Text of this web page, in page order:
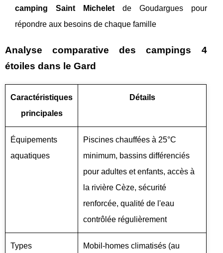
camping Saint Micheletde Goudargues pour
répondre aux besoins de chaque famille
Analyse comparative des campings 4
étoiles dans le Gard
Caractéristiques
principales
Détails
Équipements
aquatiques
Piscines chauffées à 25°C
minimum, bassins différenciés
pour adultes et enfants, accès à
la rivière Cèze, sécurité
renforcée, qualité de l'eau
contrôlée régulièrement
Types
Mobil-homes climatisés (au